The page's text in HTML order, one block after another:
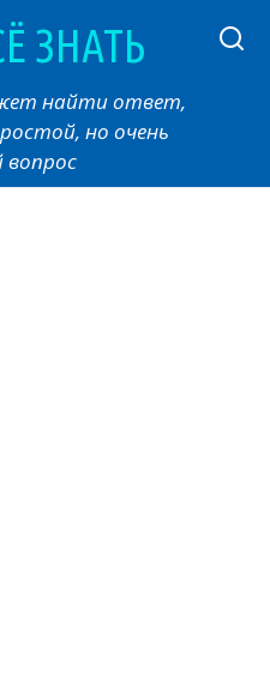
ЗНАТЬ
найти ответ,
но очень